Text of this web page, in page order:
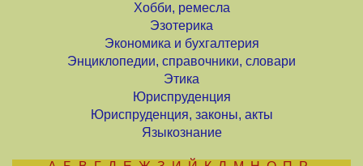
Хобби, ремесла
Эзотерика
Экономика и бухгалтерия
Энциклопедии, справочники, словари
Этика
Юриспруденция
Юриспруденция, законы, акты
Языкознание